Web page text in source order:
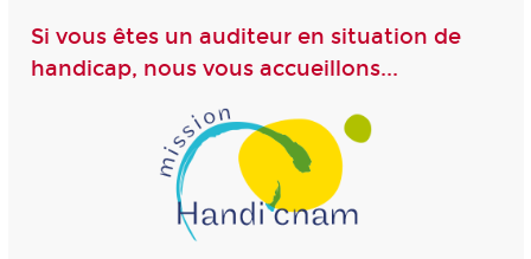
Si vous êtes un auditeur en situation de
handicap, nous vous accueillons...